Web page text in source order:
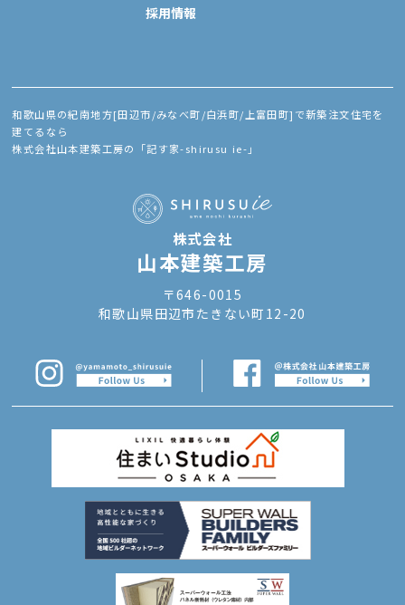
採用情報
和歌山県の紀南地方[田辺市/みなべ町/白浜町/上富田町]で新築注文住宅を
建てるなら
株式会社山本建築工房の「記す家-shirusu ie-」
株式会社
山本建築工房
〒646-0015
和歌山県田辺市たきない町12-20